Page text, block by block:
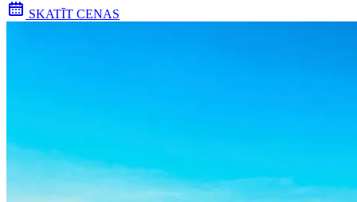
SKATĪT CENAS